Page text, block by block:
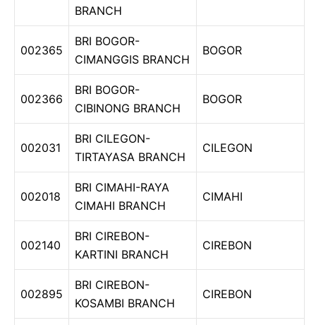
BRANCH
002365
BRI BOGOR-
CIMANGGIS BRANCH
BOGOR
002366
BRI BOGOR-
CIBINONG BRANCH
BOGOR
002031
BRI CILEGON-
TIRTAYASA BRANCH
CILEGON
002018
BRI CIMAHI-RAYA
CIMAHI BRANCH
CIMAHI
002140
BRI CIREBON-
KARTINI BRANCH
CIREBON
002895
BRI CIREBON-
KOSAMBI BRANCH
CIREBON